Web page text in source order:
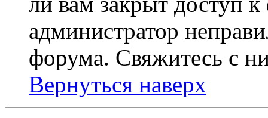
администратор
форума. Свяжитесь с
Вернуться наверх